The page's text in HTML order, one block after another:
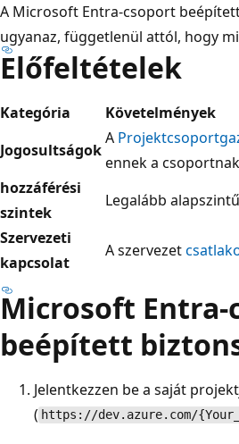
A Microsoft Entra-csoport
ugyanaz, függetlenül attól, hogy
Előfeltételek
Kategória
Követelmények
Jogosultságok
A
ennek a
hozzáférési
szintek
Legalább alapszintű
Szervezeti
kapcsolat
A szervezet
Microsoft Entra-
beépített
Jelentkezzen be a saját
( https://dev.azure.com/